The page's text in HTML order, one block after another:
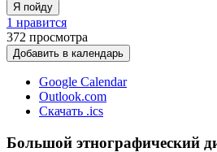
Я пойду
1 нравится
372 просмотра
Добавить в календарь
Google Calendar
Outlook.com
Скачать .ics
Большой этнографический